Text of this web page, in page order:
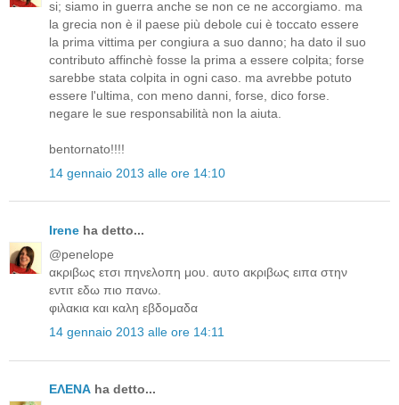
si; siamo in guerra anche se non ce ne accorgiamo. ma
la grecia non è il paese più debole cui è toccato essere
la prima vittima per congiura a suo danno; ha dato il suo
contributo affinchè fosse la prima a essere colpita; forse
sarebbe stata colpita in ogni caso. ma avrebbe potuto
essere l'ultima, con meno danni, forse, dico forse.
negare le sue responsabilità non la aiuta.
bentornato!!!!
14 gennaio 2013 alle ore 14:10
Irene ha detto...
@penelope
ακριβως ετσι πηνελοπη μου. αυτο ακριβως ειπα στην
εντιτ εδω πιο πανω.
φιλακια και καλη εβδομαδα
14 gennaio 2013 alle ore 14:11
ΕΛΕΝΑ ha detto...